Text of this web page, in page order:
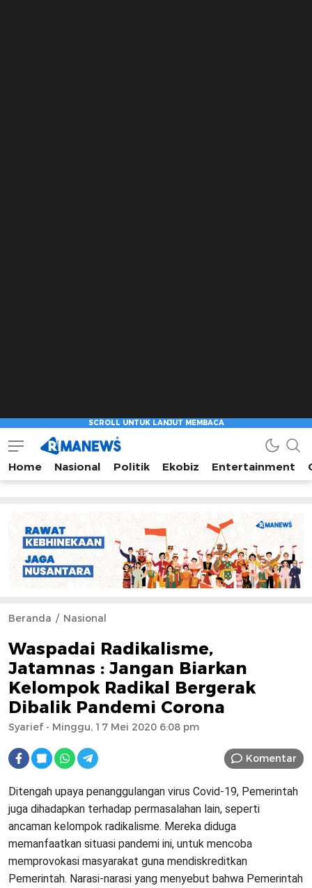
Home Nasional Politik Ekobiz Entertainment
Beranda Nasional
Waspadai Radikalisme,
Jatamnas : Jangan Biarkan
Kelompok Radikal Bergerak
Dibalik Pandemi Corona
Syarief- Minggu, 17 Mei 2020 6:08 pm
Komentar
Ditengah upaya penanggulangan virus Covid-19, Pemerintah
juga dihadapkan terhadap permasalahan lain, seperti
ancaman kelompok radikalisme. Mereka diduga
memanfaatkan situasi pandemi ini, untuk mencoba
memprovokasi masyarakat guna mendiskreditkan
Pemerintah. Narasi-narasi yang menyebut bahwa Pemerintah